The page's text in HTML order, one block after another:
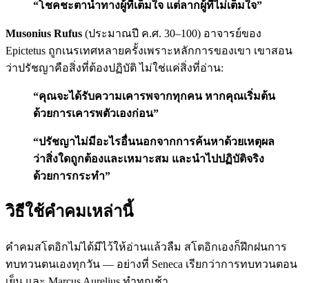
“โชคชะตานำทางผู้ที่เต็มใจ แต่ลากผู้ที่ไม่เต็มใจ”
Musonius Rufus (ประมาณปี ค.ศ. 30–100) อาจารย์ของ
Epictetus ถูกเนรเทศหลายครั้งเพราะหลักการของเขา เขาสอน
ว่าปรัชญาคือสิ่งที่ต้องปฏิบัติ ไม่ใช่แค่สิ่งที่อ่าน:
“คุณจะได้รับความเคารพจากทุกคน หากคุณเริ่มต้น
ด้วยการเคารพตัวเองก่อน”
“ปรัชญาไม่มีอะไรอื่นนอกจากการค้นหาด้วยเหตุผล
ว่าสิ่งใดถูกต้องและเหมาะสม และนำไปปฏิบัติจริง
ด้วยการกระทำ”
วิธีใช้คำคมเหล่านี้
คำคมสโตอิกไม่ได้มีไว้ให้อ่านแล้วลืม สโตอิกเองก็ฝึกฝนการ
ทบทวนตนเองทุกวัน — อย่างที่ Seneca เรียกว่าการทบทวนตอน